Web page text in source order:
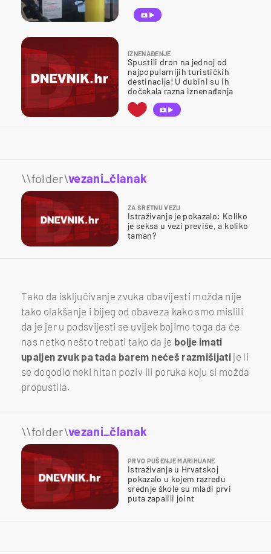
IZNENAĐENJE
Spustili dron na jednoj od
najpopularnijih turističkih
destinacija! U dubini su ih
dočekala razna iznenađenja
\\folder\vezani_članak
ZA SRETNU VEZU
Istraživanje je pokazalo: Koliko
je seksa u vezi previše, a koliko
taman?
Tako da isključivanje zvuka obavijesti možda nije
tako olakšanje i bijeg od obaveza kako smo mislili
da je jer u podsvijesti se uvijek bojimo toga da će
nas netko nešto trebati tako da je bolje imati
upaljen zvuk pa tada barem nećeš razmišljatije li
se dogodio neki hitan poziv ili poruka koju si možda
propustila.
\\folder\vezani_članak
PRVO PUŠENJE MARIHUANE
Istraživanje u Hrvatskoj
pokazalo u kojem razredu
srednje škole su mladi prvi
puta zapalili joint